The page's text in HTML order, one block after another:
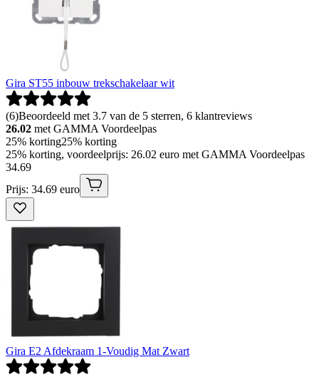
Gira ST55 inbouw trekschakelaar wit
(6)Beoordeeld met 3.7 van de 5 sterren, 6 klantreviews
26.02 met GAMMA Voordeelpas
25% korting25% korting
25% korting, voordeelprijs: 26.02 euro met GAMMA Voordeelpas
34.69
Prijs: 34.69 euro
Gira E2 Afdekraam 1-Voudig Mat Zwart